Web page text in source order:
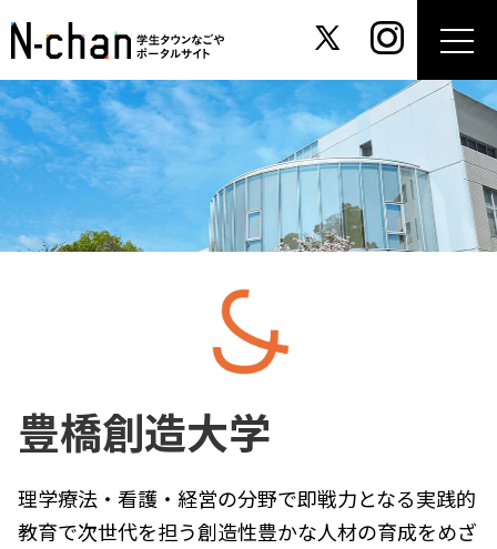
豊橋創造大学
理学療法・看護・経営の分野で即戦力となる実践的
教育で次世代を担う創造性豊かな人材の育成をめざ